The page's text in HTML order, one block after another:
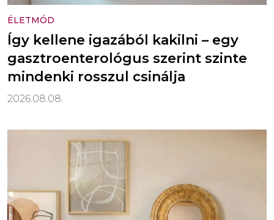
ÉLETMÓD
Így kellene igazából kakilni – egy
gasztroenterológus szerint szinte
mindenki rosszul csinálja
2026.08.08.